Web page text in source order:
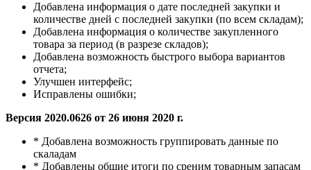
Добавлена информация о дате последней закупки и
количестве дней с последней закупки (по всем складам);
Добавлена информация о количестве закупленного
товара за период (в разрезе складов);
Добавлена возможность быстрого выбора вариантов
отчета;
Улучшен интерфейс;
Исправлены ошибки;
Версия 2020.0626 от 26 июня 2020 г.
* Добавлена возможность группировать данные по
скаладам
* Добавлены общие итоги по среним товарным запасам